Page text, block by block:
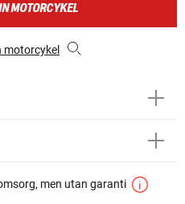
MOTORCYKEL
motorcykel
men utan garanti